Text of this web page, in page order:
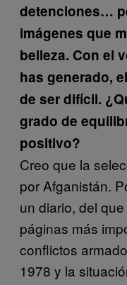
detenciones…
imágenes que
belleza. Con el
has generado,
de ser difícil.
grado de
positivo?
Creo que la
por Afganistán.
un diario, del
páginas más
conflictos
1978 y la